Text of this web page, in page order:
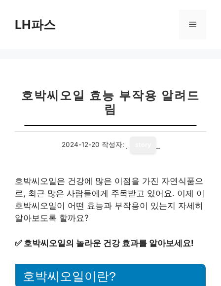
LH파스 메
호박씨오일 효능 부작용 알려드
림
2024-12-20 작성자:
호박씨오일은 건강에 많은 이점을 가진 자연식품으
로, 최근 많은 사람들에게 주목받고 있어요. 이제 이
호박씨오일이 어떤 효능과 부작용이 있는지 자세히
알아보도록 할까요?
✅ 호박씨오일의 놀라운 건강 효과를 알아보세요!
호박씨오일이란?